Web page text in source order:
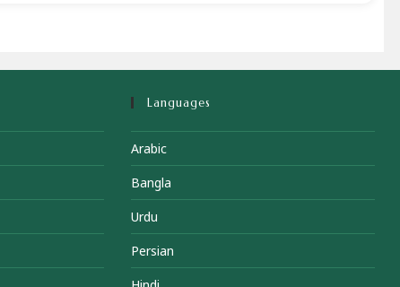
Languages
Arabic
Bangla
Urdu
Persian